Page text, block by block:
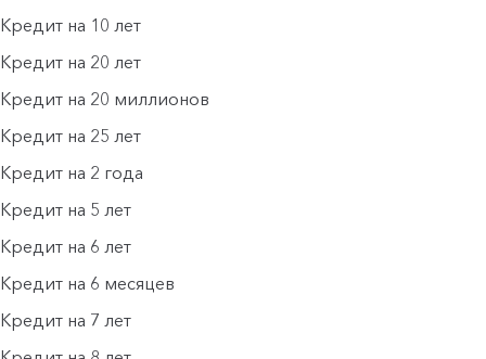
Кредит на 10 лет
Кредит на 20 лет
Кредит на 20 миллионов
Кредит на 25 лет
Кредит на 2 года
Кредит на 5 лет
Кредит на 6 лет
Кредит на 6 месяцев
Кредит на 7 лет